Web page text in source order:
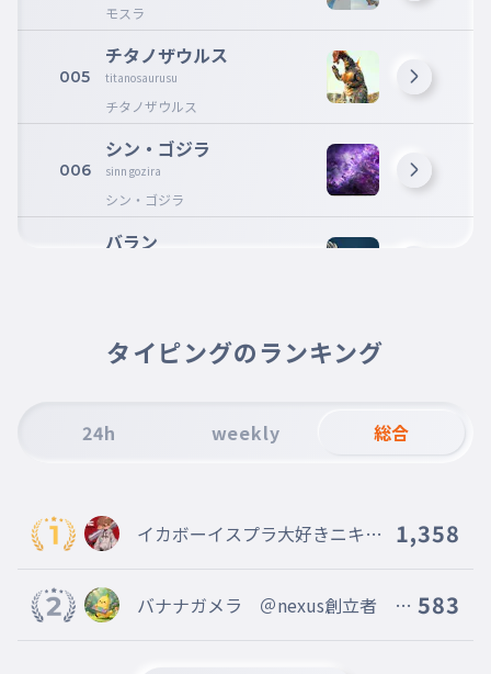
モスラ
005
チタノザウルス
titanosaurusu
チタノザウルス
006
シン・ゴジラ
sinn gozira
シン・ゴジラ
バラン
baragonn
マンダ
010
メカキングギドラ
mekakinngugidora
キングコング
タイピングのランキング
24h weekly 総合
イカボーイスプラ大好きニキ＜
1,358
バナナガメラ ＠nexus創立者 @ 583